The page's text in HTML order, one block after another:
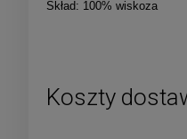
Skład: 100% wiskoza
Koszty
Cena nie zawiera